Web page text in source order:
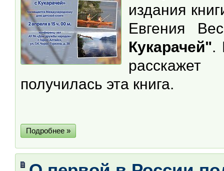
издания
Евгения
Кукарачей".
получилась эта книга.
Подробнее »